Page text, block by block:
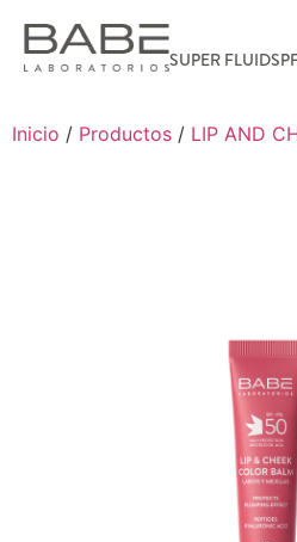
SUPER FLUID
Inicio / Productos / LIP AND